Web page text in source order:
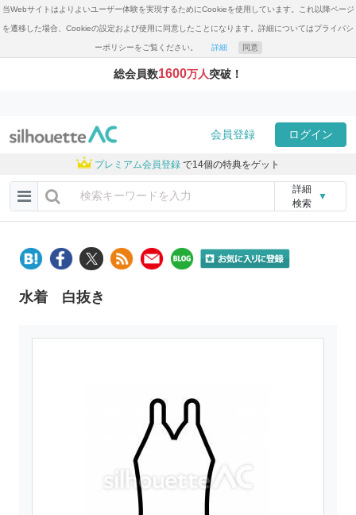
当Webサイトはよりよいユーザー体験を実現するためにCookieを使用しています。これ以降ページ
を遷移した場合、Cookieの設定および使用に同意したことになります。詳細についてはプライバシ
ーポリシーをご覧ください。 詳細 同意
総会員数1600万人突破！
会員登録 ログイン
プレミアム会員登録 で14個の特典をゲット
詳細
検索
▼
水着 白抜き